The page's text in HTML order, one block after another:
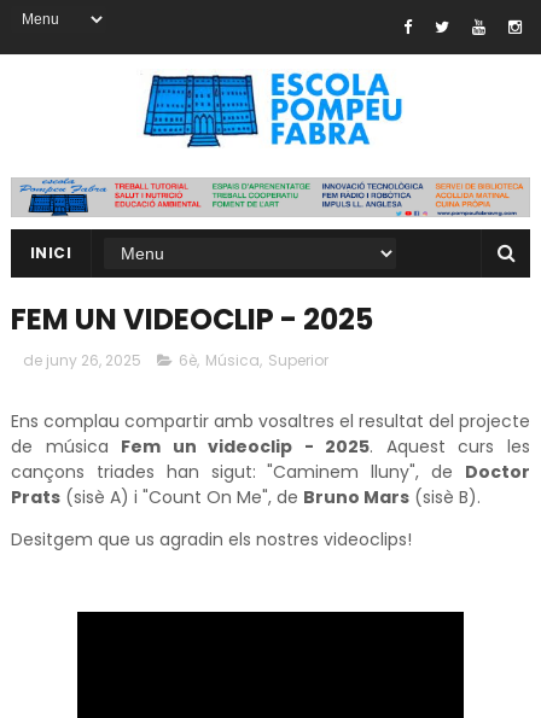
INICI
FEM UN VIDEOCLIP - 2025
de juny 26, 2025 6è, Música, Superior
Ens complau compartir amb vosaltres el resultat del projecte
de música Fem un videoclip - 2025. Aquest curs les
cançons triades han sigut: "Caminem lluny", de Doctor
Prats(sisè A) i "Count On Me", de Bruno Mars(sisè B).
Desitgem que us agradin els nostres videoclips!